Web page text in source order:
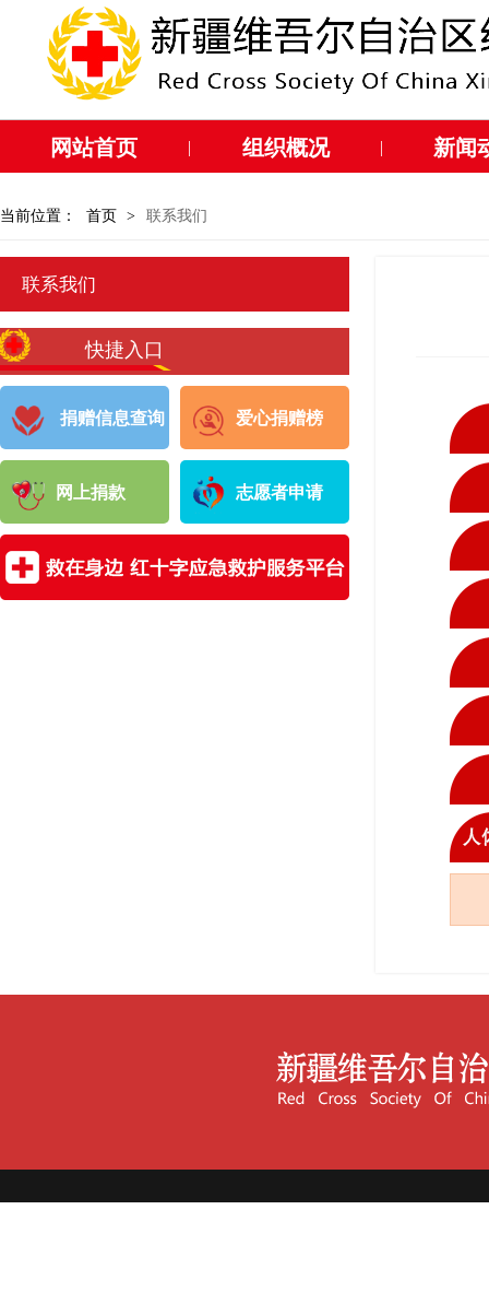
网站首页 | 组织概况 | 新闻
当前位置： 首页 > 联系我们
联系我们
快捷入口
捐赠信息查询 爱心捐赠榜
网上捐款 志愿者申请